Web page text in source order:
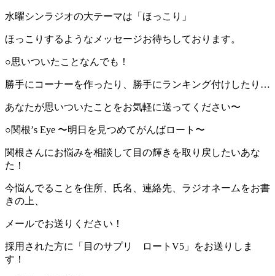
水曜シンラジオの大テーマは「ほっこり」
ほっこりするようなメッセージお待ちしております。
○思いついたことなんでも！
勝手にコーナーを作ったり、勝手にランキング付けしたり…
あなたが思いついたことをお気軽に送ってください〜
○関根’s Eye 〜明日を見つめてがんばロート〜
関根さんにお悩みを相談して目の輝きを取り戻したいあな
た！
今悩んでることを住所、氏名、連絡先、ラジオネームをお書
きの上、
メールでお送りください！
採用された方に「目のサプリ ロートV5」をお送りしま
す！